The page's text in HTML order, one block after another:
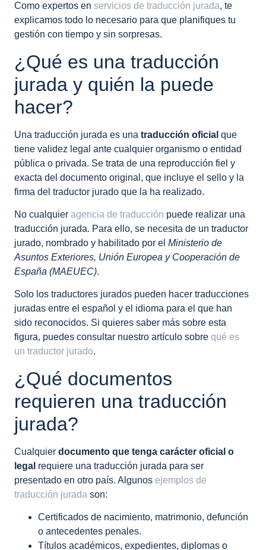
Como expertos en servicios de traducción jurada, te
explicamos todo lo necesario para que planifiques tu
gestión con tiempo y sin sorpresas.
¿Qué es una traducción
jurada y quién la puede
hacer?
Una traducción jurada es una traducción oficial que
tiene validez legal ante cualquier organismo o entidad
pública o privada. Se trata de una reproducción fiel y
exacta del documento original, que incluye el sello y la
firma del traductor jurado que la ha realizado.
No cualquier agencia de traducción puede realizar una
traducción jurada. Para ello, se necesita de un traductor
jurado, nombrado y habilitado por el Ministerio de
Asuntos Exteriores, Unión Europea y Cooperación de
España (MAEUEC).
Solo los traductores jurados pueden hacer traducciones
juradas entre el español y el idioma para el que han
sido reconocidos. Si quieres saber más sobre esta
figura, puedes consultar nuestro artículo sobre qué es
un traductor jurado.
¿Qué documentos
requieren una traducción
jurada?
Cualquier documento que tenga carácter oficial o
legal requiere una traducción jurada para ser
presentado en otro país. Algunos ejemplos de
traducción jurada son:
Certificados de nacimiento, matrimonio, defunción
o antecedentes penales.
Títulos académicos, expedientes, diplomas o